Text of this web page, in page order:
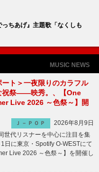
ちあげ』主題歌「なくしも
MUSIC NEWS
ート＞一夜限りのカラフル
祝祭――映秀。、【One
Live 2026 ～色祭～】開
Ｊ－ＰＯＰ
2026年8月9日
代リスナーを中心に注目を集
日に東京・Spotify O-WESTにて
Live 2026 ～色祭～】を開催し